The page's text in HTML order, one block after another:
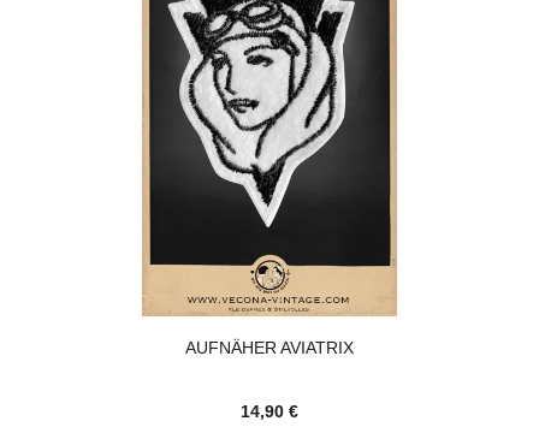
AUFNÄHER AVIATRIX
14,90 €